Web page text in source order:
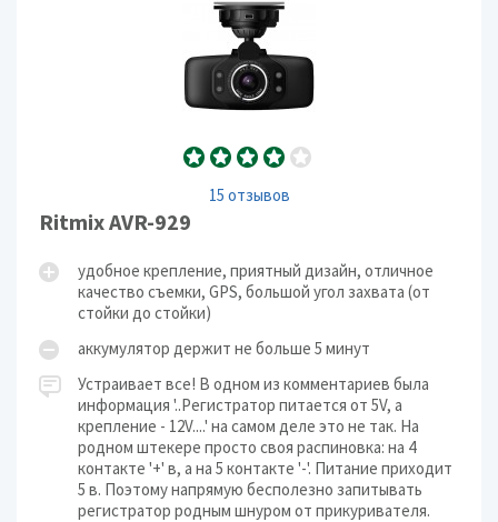
15 отзывов
Ritmix AVR-929
удобное крепление, приятный дизайн, отличное
качество съемки, GPS, большой угол захвата (от
стойки до стойки)
аккумулятор держит не больше 5 минут
Устраивает все! В одном из комментариев была
информация '..Регистратор питается от 5V, а
крепление - 12V....' на самом деле это не так. На
родном штекере просто своя распиновка: на 4
контакте '+' в, а на 5 контакте '-'. Питание приходит
5 в. Поэтому напрямую бесполезно запитывать
регистратор родным шнуром от прикуривателя.